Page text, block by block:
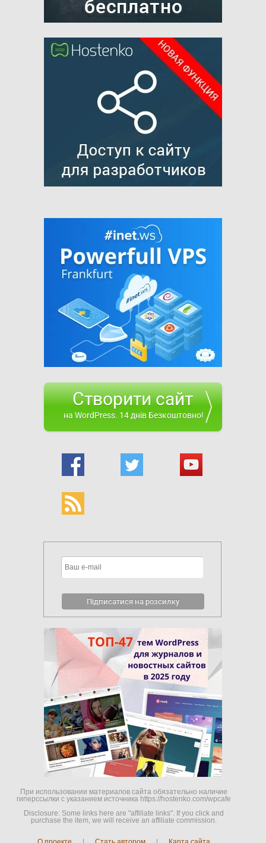
Створити сайт
на WordPress. 14 днів Безкоштовно!
При использовании материалов сайта обязательно наличие
гиперссылки c указанием источника https://hostenko.com/wpcafe
Disclosure: Some links here are "affiliate links". If you click and
purchase the item, we will receive an affiliate commission.